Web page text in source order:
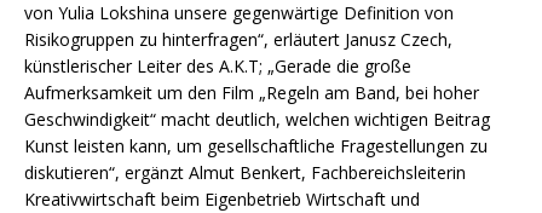
von Yulia Lokshina unsere gegenwärtige Definition von
Risikogruppen zu hinterfragen“, erläutert Janusz Czech,
künstlerischer Leiter des A.K.T; „Gerade die große
Aufmerksamkeit um den Film „Regeln am Band, bei hoher
Geschwindigkeit“ macht deutlich, welchen wichtigen Beitrag
Kunst leisten kann, um gesellschaftliche Fragestellungen zu
diskutieren“, ergänzt Almut Benkert, Fachbereichsleiterin
Kreativwirtschaft beim Eigenbetrieb Wirtschaft und